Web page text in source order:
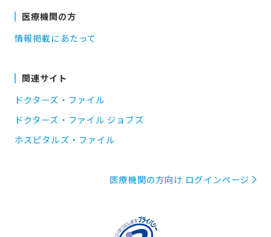
医療機関の方
情報掲載にあたって
関連サイト
ドクターズ・ファイル
ドクターズ・ファイル ジョブズ
ホスピタルズ・ファイル
医療機関の方向け ログインページ